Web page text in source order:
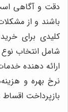
دقت و آگاهی است
کلیدی برای
شامل انتخاب
ارائه دهنده
نرخ بهره و
بازپرداخت